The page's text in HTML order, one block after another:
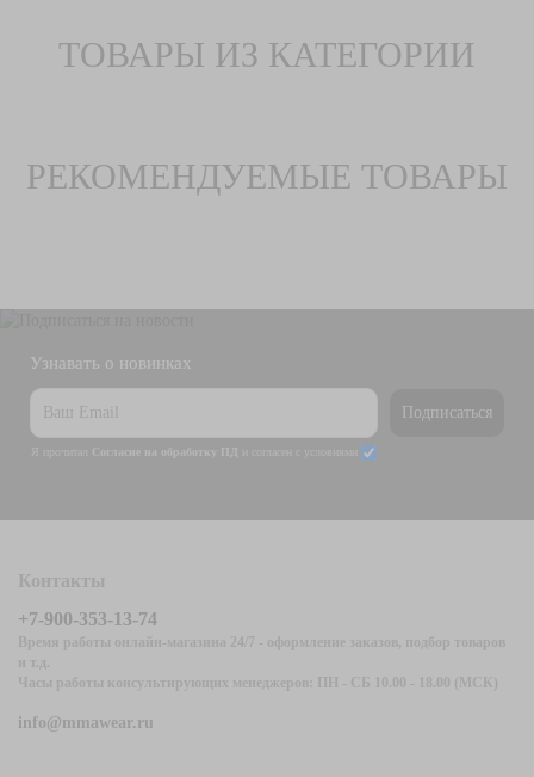
ТОВАРЫ ИЗ КАТЕГОРИИ
РЕКОМЕНДУЕМЫЕ ТОВАРЫ
Узнавать о новинках
Подписаться
Я прочитал Согласие на обработку ПД и согласен с условиями
Контакты
+7-900-353-13-74
Время работы онлайн-магазина 24/7 - оформление заказов, подбор товаров
и т.д.
Часы работы консультирующих менеджеров: ПН - СБ 10.00 - 18.00 (МСК)
info@mmawear.ru